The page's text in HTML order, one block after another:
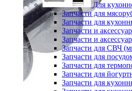
Для
Запчасти для
Запчасти для
Запчасти и
Запчасти и
Запчасти для СВЧ
Запчасти для
Запчасти для
Запчасти для
Запчасти для